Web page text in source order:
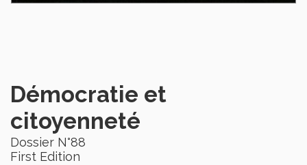
Démocratie et
citoyenneté
Dossier N°88
First Edition